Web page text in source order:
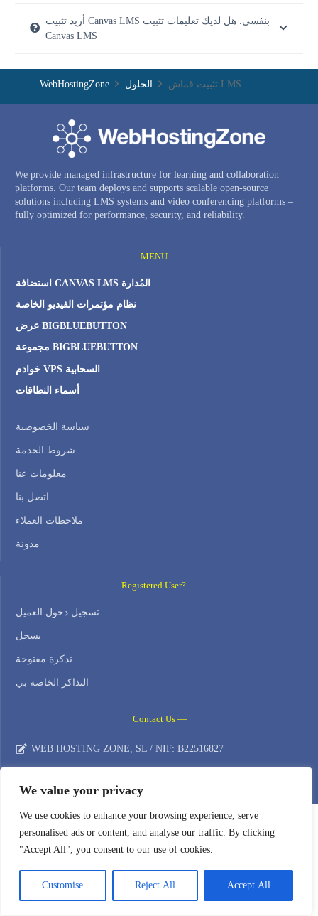
We value your privacy
We use cookies to enhance your browsing experience, serve
personalised ads or content, and analyse our traffic. By clicking
"Accept All", you consent to our use of cookies.
Customise Reject All Accept All
أريد تثبيت Canvas LMS بنفسي. هل لديك تعليمات تثبيت
Canvas LMS
WebHostingZone الحلول تثبيت قماش LMS
We provide managed infrastructure for learning and collaboration
platforms. Our team deploys and supports scalable open-source
solutions including LMS systems and video conferencing platforms –
fully optimized for performance, security, and reliability.
MENU —
استضافة CANVAS LMS المُدارة
نظام مؤتمرات الفيديو الخاصة
عرض BIGBLUEBUTTON
مجموعة BIGBLUEBUTTON
خوادم VPS السحابية
أسماء النطاقات
سياسة الخصوصية
شروط الخدمة
معلومات عنا
اتصل بنا
ملاحظات العملاء
مدونة
Registered User? —
تسجيل دخول العميل
يسجل
تذكرة مفتوحة
التذاكر الخاصة بي
Contact Us —
WEB HOSTING ZONE, SL / NIF: B22516827